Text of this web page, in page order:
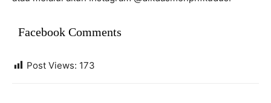
Facebook Comments
Post Views: 173